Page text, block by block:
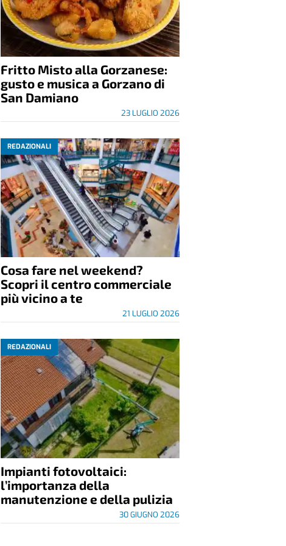
Fritto Misto alla Gorzanese:
gusto e musica a Gorzano di
San Damiano
23 LUGLIO 2026
REDAZIONALI
Cosa fare nel weekend?
Scopri il centro commerciale
più vicino a te
21 LUGLIO 2026
REDAZIONALI
Impianti fotovoltaici:
l’importanza della
manutenzione e della pulizia
30 GIUGNO 2026